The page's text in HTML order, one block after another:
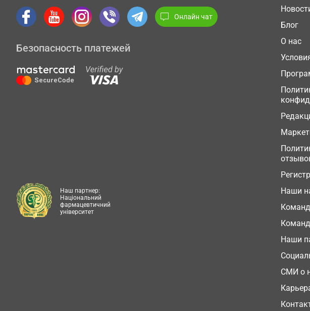
Онлайн чат
Безопасность платежей
Блог
О нас
Наши
Наши
СМИ о
Наш партнер:
Національний
фармацевтичний
університет